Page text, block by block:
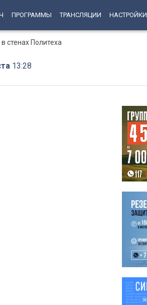
ПРОГРАММЫ ТРАНСЛЯЦИИ
стенах Политеха
13:28